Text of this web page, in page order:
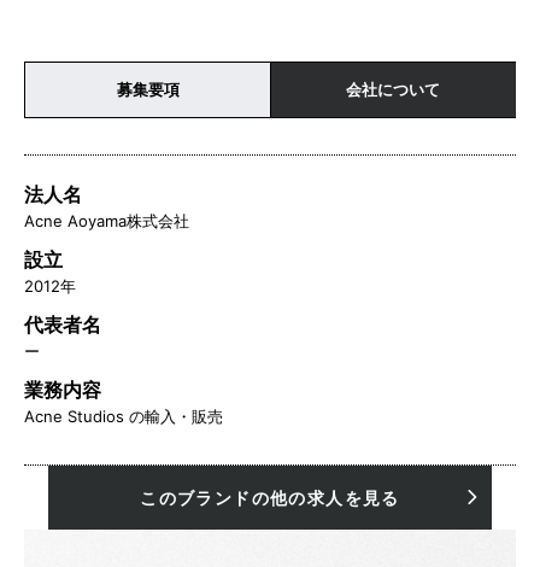
募集要項 会社について
法人名
Acne Aoyama株式会社
設立
2012年
代表者名
ー
業務内容
Acne Studios の輸入・販売
このブランドの他の求人を見る